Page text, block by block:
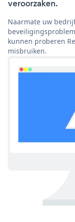
veroorzaken.
Naarmate uw
kunnen proberen
misbruiken.